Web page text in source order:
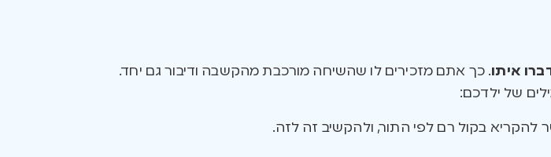
איתו. כך אתם מזכירים לו שהשיחה מורכבת מהקשבה ודיבור גם יחד.
של ילדכם:
להקריא בקול רם לפי התור, ולהקשיב זה לזה.